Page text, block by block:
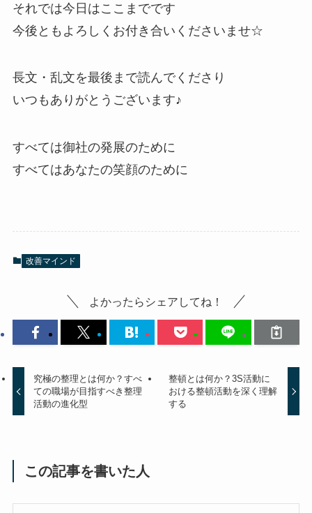
それでは今日はここまでです
今後ともよろしくお付き合いくださいませ☆
長文・乱文を最後まで読んでくださり
いつもありがとうございます♪
すべては御社の発展のために
すべてはあなたの笑顔のために
改善マインド
よかったらシェアしてね！
究極の整理とは何か？すべ
ての職場が目指すべき整理
活動の進化型
整頓とは何か？3S活動に
おける整頓活動を深く理解
する
この記事を書いた人